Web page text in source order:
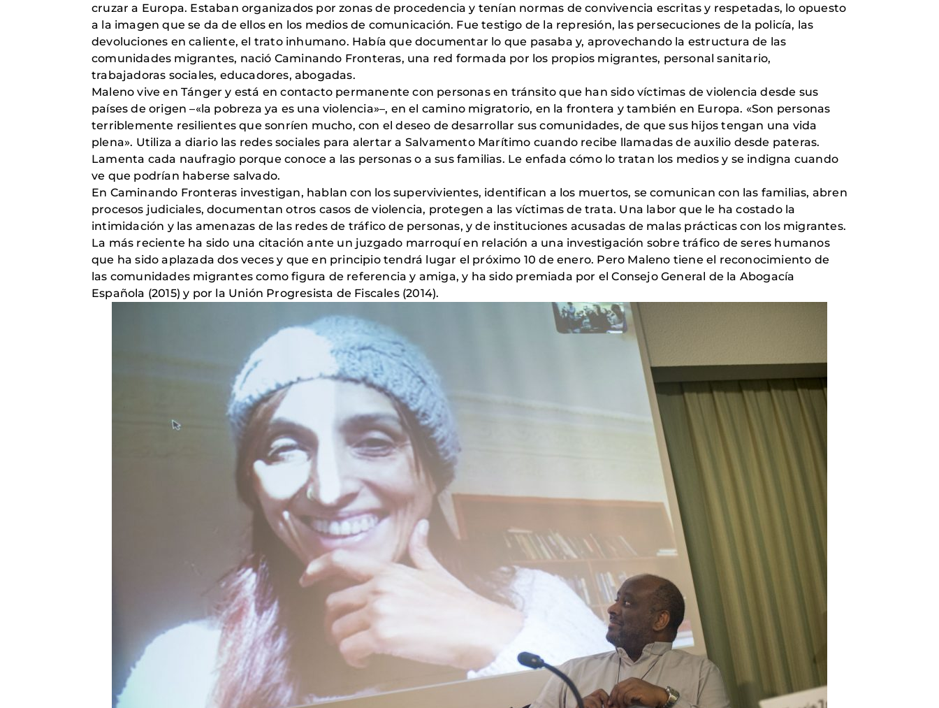
cruzar a Europa. Estaban organizados por zonas de procedencia y tenían normas de convivencia escritas y respetadas, lo opuesto
a la imagen que se da de ellos en los medios de comunicación. Fue testigo de la represión, las persecuciones de la policía, las
devoluciones en caliente, el trato inhumano. Había que documentar lo que pasaba y, aprovechando la estructura de las
comunidades migrantes, nació Caminando Fronteras, una red formada por los propios migrantes, personal sanitario,
trabajadoras sociales, educadores, abogadas.
Maleno vive en Tánger y está en contacto permanente con personas en tránsito que han sido víctimas de violencia desde sus
países de origen –«la pobreza ya es una violencia»–, en el camino migratorio, en la frontera y también en Europa. «Son personas
terriblemente resilientes que sonríen mucho, con el deseo de desarrollar sus comunidades, de que sus hijos tengan una vida
plena». Utiliza a diario las redes sociales para alertar a Salvamento Marítimo cuando recibe llamadas de auxilio desde pateras.
Lamenta cada naufragio porque conoce a las personas o a sus familias. Le enfada cómo lo tratan los medios y se indigna cuando
ve que podrían haberse salvado.
En Caminando Fronteras investigan, hablan con los supervivientes, identifican a los muertos, se comunican con las familias, abren
procesos judiciales, documentan otros casos de violencia, protegen a las víctimas de trata. Una labor que le ha costado la
intimidación y las amenazas de las redes de tráfico de personas, y de instituciones acusadas de malas prácticas con los migrantes.
La más reciente ha sido una citación ante un juzgado marroquí en relación a una investigación sobre tráfico de seres humanos
que ha sido aplazada dos veces y que en principio tendrá lugar el próximo 10 de enero. Pero Maleno tiene el reconocimiento de
las comunidades migrantes como figura de referencia y amiga, y ha sido premiada por el Consejo General de la Abogacía
Española (2015) y por la Unión Progresista de Fiscales (2014).